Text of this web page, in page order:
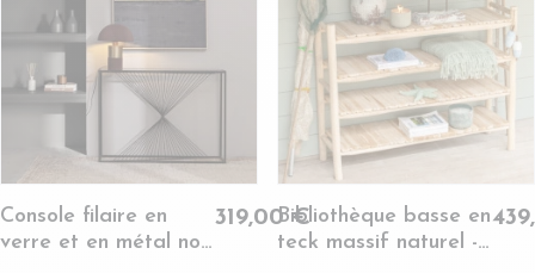
Console filaire en
verre et en métal noir
319,00 €Bibliothèque basse en
teck massif naturel -